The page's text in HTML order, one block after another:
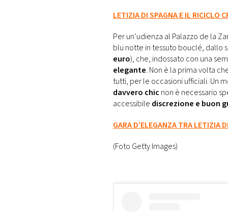
LETIZIA DI SPAGNA E IL RICICLO
Per un’udienza al Palazzo de la
blu notte in tessuto bouclé, dallo
euro), che, indossato con una
elegante. Non è la prima volta
tutti, per le occasioni ufficiali. Un
davvero chic non è necessario
accessibile discrezione e buon
GARA D’ELEGANZA TRA LETIZIA
(Foto Getty Images)